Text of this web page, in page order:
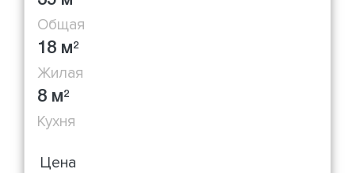
Общая
18 м2
Жилая
8 м2
Кухня
Цена